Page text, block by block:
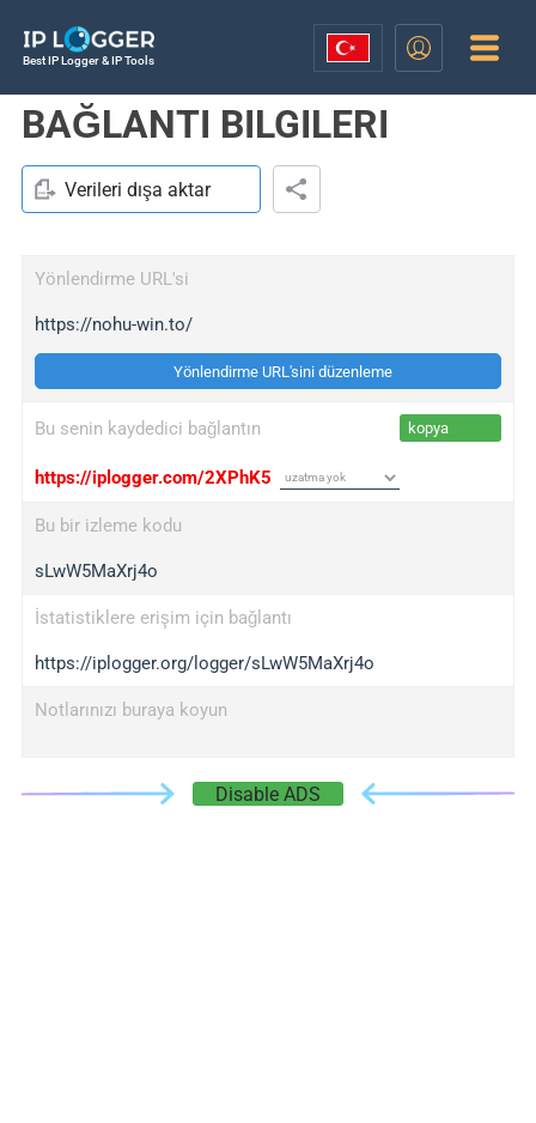
Best IP Logger & IP Tools
BAĞLANTI BILGILERI
Verileri dışa aktar
Yönlendirme URL'si
https://nohu-win.to/
Yönlendirme URL'sini düzenleme
Bu senin kaydedici bağlantın kopya
https://iplogger.com/2XPhK5
Bu bir izleme kodu
sLwW5MaXrj4o
İstatistiklere erişim için bağlantı
https://iplogger.org/logger/sLwW5MaXrj4o
Notlarınızı buraya koyun
Disable ADS